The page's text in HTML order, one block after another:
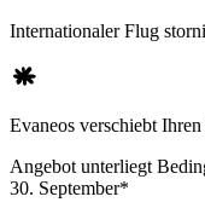
Internationaler Flug
Evaneos verschiebt
Angebot unterliegt
30. September*